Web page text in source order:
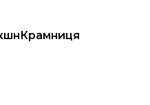
Крамниця